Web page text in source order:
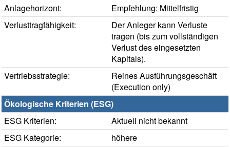
Anlagehorizont:
Empfehlung: Mittelfristig
Verlusttragfähigkeit:
Der Anleger kann Verluste
tragen (bis zum vollständigen
Verlust des eingesetzten
Kapitals).
Vertriebsstrategie:
Reines Ausführungsgeschäft
(Execution only)
Ökologische Kriterien (ESG)
ESG Kriterien:
Aktuell nicht bekannt
ESG Kategorie:
höhere